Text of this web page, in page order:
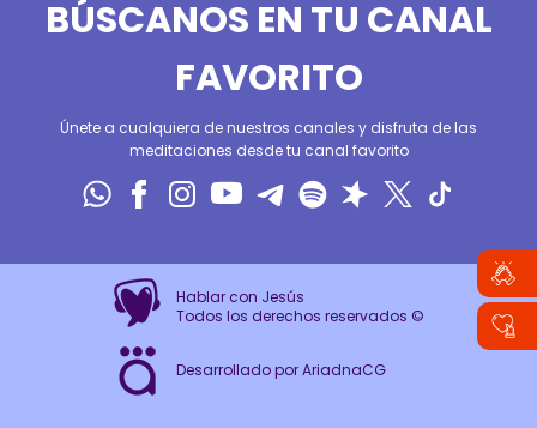
BÚSCANOS EN TU CANAL
FAVORITO
Únete a cualquiera de nuestros canales y disfruta de las
meditaciones desde tu canal favorito
Hablar con Jesús
Todos los derechos reservados ©
Desarrollado por AriadnaCG